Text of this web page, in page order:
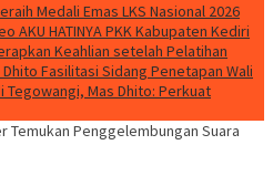
Medali Emas LKS Nasional 2026
AKU HATINYA PKK Kabupaten Kediri
Keahlian setelah Pelatihan
Fasilitasi Sidang Penetapan Wali
Tegowangi, Mas Dhito: Perkuat
Temukan Penggelembungan Suara